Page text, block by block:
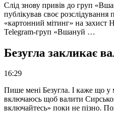
Слід знову привів до груп
публікував своє
«картонний мітинг» на захист
Telegram-груп «Вшануй …
Безугла закликає
16:29
Пише мені Безугла. І каже що у
включаюсь щоб валити
включайтесь» поки не пізно.